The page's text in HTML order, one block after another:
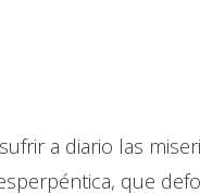
a diario las
que